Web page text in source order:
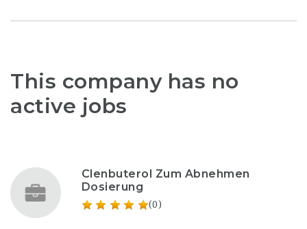
This company has no
active jobs
Clenbuterol Zum Abnehmen
Dosierung
(0)